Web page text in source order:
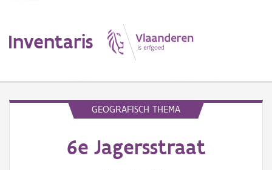
Inventaris
GEOGRAFISCH THEMA
6e Jagersstraat